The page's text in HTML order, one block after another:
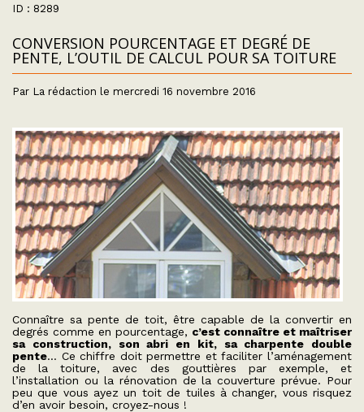
ID : 8289
CONVERSION POURCENTAGE ET DEGRÉ DE
PENTE, L’OUTIL DE CALCUL POUR SA TOITURE
Par La rédaction le mercredi 16 novembre 2016
Connaître sa pente de toit, être capable de la convertir en
degrés comme en pourcentage, c’est connaître et maîtriser
sa construction, son abri en kit, sa charpente double
pente… Ce chiffre doit permettre et faciliter l’aménagement
de la toiture, avec des gouttières par exemple, et
l’installation ou la rénovation de la couverture prévue. Pour
peu que vous ayez un toit de tuiles à changer, vous risquez
d’en avoir besoin, croyez-nous !